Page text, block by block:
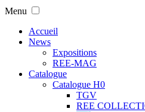
Menu
Accueil
News
Expositions
REE-MAG
Catalogue
Catalogue H0
TGV
REE